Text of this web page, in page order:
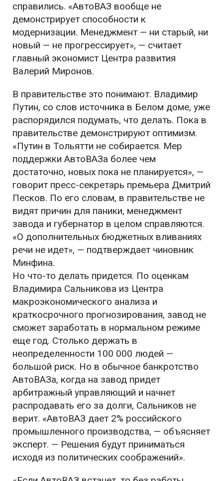
справились. «АвтоВАЗ вообще не
демонстрирует способности к
модернизации. Менеджмент — ни старый, ни
новый — не прогрессирует», — считает
главный экономист Центра развития
Валерий Миронов.
В правительстве это понимают. Владимир
Путин, со слов источника в Белом доме, уже
распорядился подумать, что делать. Пока в
правительстве демонстрируют оптимизм.
«Путин в Тольятти не собирается. Мер
поддержки АвтоВАЗа более чем
достаточно, новых пока не планируется», —
говорит пресс-секретарь премьера Дмитрий
Песков. По его словам, в правительстве не
видят причин для паники, менеджмент
завода и губернатор в целом справляются.
«О дополнительных бюджетных вливаниях
речи не идет», — подтверждает чиновник
Минфина.
Но что-то делать придется. По оценкам
Владимира Сальникова из Центра
макроэкономического анализа и
краткосрочного прогнозирования, завод не
сможет заработать в нормальном режиме
еще год. Столько держать в
неопределенности 100 000 людей —
большой риск. Но в обычное банкротство
АвтоВАЗа, когда на завод придет
арбитражный управляющий и начнет
распродавать его за долги, Сальников не
верит. «АвтоВАЗ дает 2% российского
промышленного производства, — объясняет
эксперт. — Решения будут приниматься
исходя из политических соображений».